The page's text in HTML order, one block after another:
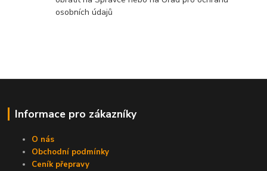
osobních údajů
Informace pro zákazníky
O nás
Obchodní podmínky
Ceník přepravy